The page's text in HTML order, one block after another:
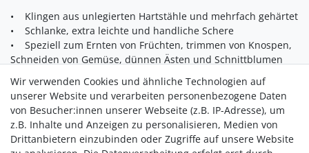
• Klingen aus unlegierten Hartstähle und mehrfach gehärtet
• Schlanke, extra leichte und handliche Schere
• Speziell zum Ernten von Früchten, trimmen von Knospen,
Schneiden von Gemüse, dünnen Ästen und Schnittblumen
• Dünner Blumendraht und andere Bindematerialien lassen
sich problemlos schneiden
• Ideal für kleine Hände
• Praktischer Verschluss mit einfacher Handhabung
• Ermüdungsfreies und bequemes arbeiten durch PVC-
Wir verwenden Cookies und ähnliche Technologien auf
unserer Website und verarbeiten personenbezogene Daten
von Besucher:innen unserer Webseite (z.B. IP-Adresse), um
z.B. Inhalte und Anzeigen zu personalisieren, Medien von
Drittanbietern einzubinden oder Zugriffe auf unsere Website